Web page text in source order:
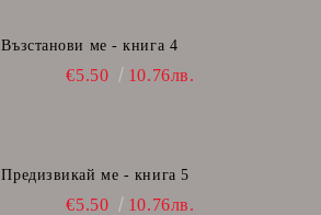
Възстанови ме - книга 4
€5.50 10.76лв.
Предизвикай ме - книга 5
€5.50 10.76лв.